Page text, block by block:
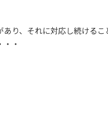
り、それに対応し続ける
・